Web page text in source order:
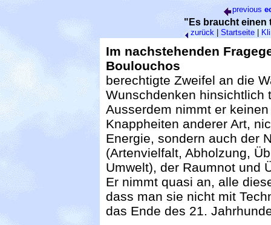
previous
"Es braucht
zurück Startseite
Im nachstehenden
Boulouchos
berechtigte Zweifel an die
Wunschdenken hinsichtlich
Ausserdem nimmt er
Knappheiten anderer Art,
Energie, sondern auch der
(Artenvielfalt, Abholzung,
Umwelt), der Raumnot und
Er nimmt quasi an, alle
dass man sie nicht mit
das Ende des 21.